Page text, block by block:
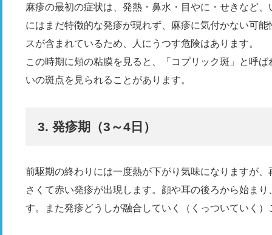
麻疹の最初の症状は、発熱・鼻水・目やに・せきなど
にはまだ特徴的な発疹が現れず、麻疹に気付かない可
スが含まれているため、人にうつす危険はあります。
この時期に頬の粘膜を見ると、「コプリック斑」と呼
いの斑点を見られることがあります。
3. 発疹期（3～4日）
前駆期の終わりには一度熱が下がり気味になりますが
さくて赤い発疹が出現します。顔や耳の後ろから始ま
す。また発疹どうしが融合していく（くっついていく